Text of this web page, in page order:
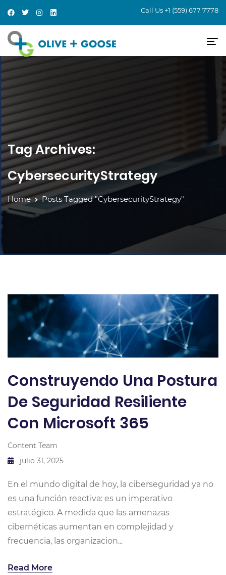
Call Us +1 (559) 677 7778
Tag Archives:
CybersecurityStrategy
Home Posts Tagged "CybersecurityStrategy"
Construyendo Una Postura
De Seguridad Resiliente
Con Microsoft 365
Content Team
julio 31, 2025
En el mundo digital de hoy, la ciberseguridad ya no
es una función reactiva: es un imperativo
estratégico. A medida que las amenazas
cibernéticas aumentan en complejidad y
frecuencia, las organizacion...
Read More